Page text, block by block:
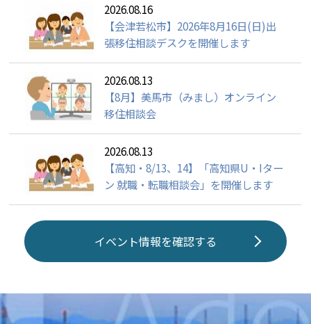
2026.08.16
【会津若松市】2026年8月16日(日)出
張移住相談デスクを開催します
2026.08.13
【8月】美馬市（みまし）オンライン
移住相談会
2026.08.13
【高知・8/13、14】「高知県U・Iター
ン 就職・転職相談会」を開催します
イベント情報を確認する